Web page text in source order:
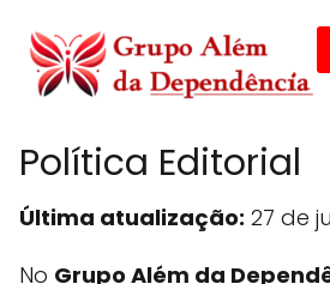
Política Editorial
Última atualização: 27 de
No Grupo Além da